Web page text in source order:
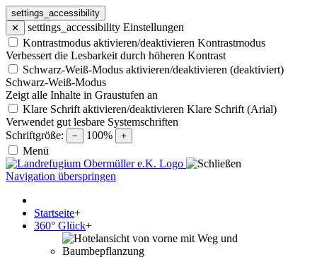
settings_accessibility
✕
settings_accessibility Einstellungen
Kontrastmodus aktivieren/deaktivieren Kontrastmodus
Verbessert die Lesbarkeit durch höheren Kontrast
Schwarz-Weiß-Modus aktivieren/deaktivieren (deaktiviert)
Schwarz-Weiß-Modus
Zeigt alle Inhalte in Graustufen an
Klare Schrift aktivieren/deaktivieren Klare Schrift (Arial)
Verwendet gut lesbare Systemschriften
Schriftgröße:
− 100% +
Menü
Navigation überspringen
Startseite+
360° Glück+